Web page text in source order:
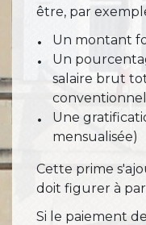
être, par
Un montant
Un
salaire brut
conventionnel
Une
mensualisée)
Cette prime
doit figurer à
Si le paiement